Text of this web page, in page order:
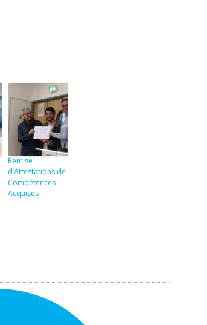
Remise
d’Attestations de
Compétences
Acquises